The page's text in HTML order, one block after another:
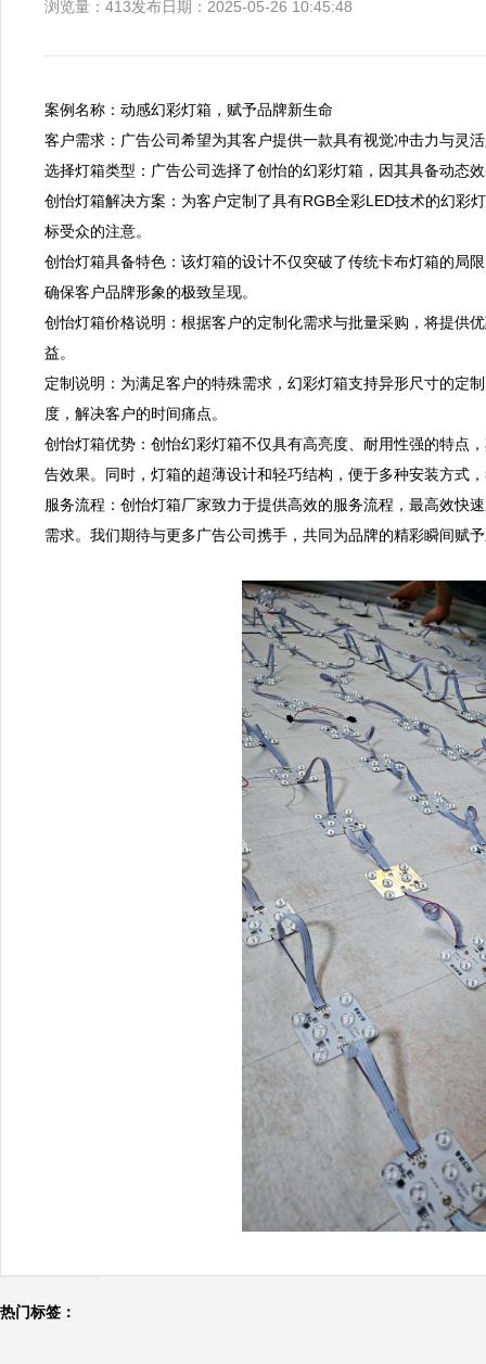
浏览量：413发布日期：2025-05-26 10:45:48
案例名称：动感幻彩灯箱，赋予品牌新生命
客户需求：广告公司希望为其客户提供一款具有视觉冲击力与
选择灯箱类型：广告公司选择了创怡的幻彩灯箱，因其具备动态
创怡灯箱解决方案：为客户定制了具有RGB全彩LED技术的幻彩
标受众的注意。
创怡灯箱具备特色：该灯箱的设计不仅突破了传统卡布灯箱的局
确保客户品牌形象的极致呈现。
创怡灯箱价格说明：根据客户的定制化需求与批量采购，将提供
益。
定制说明：为满足客户的特殊需求，幻彩灯箱支持异形尺寸的定
度，解决客户的时间痛点。
创怡灯箱优势：创怡幻彩灯箱不仅具有高亮度、耐用性强的特点
告效果。同时，灯箱的超薄设计和轻巧结构，便于多种安装方式
服务流程：创怡灯箱厂家致力于提供高效的服务流程，最高效快
需求。我们期待与更多广告公司携手，共同为品牌的精彩瞬间赋
热门标签：